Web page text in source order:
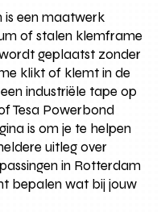
een maatwerk
of stalen klemframe
geplaatst zonder
klikt of klemt in de
industriële tape op
Tesa Powerbond
is om je te helpen
uitleg over
in Rotterdam
bepalen wat bij jouw